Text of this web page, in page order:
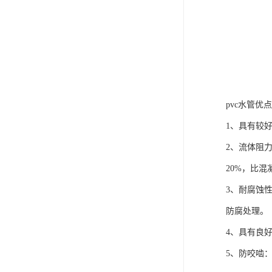
pvc水管优点
1、具有较
2、流体阻
20%，比混
3、耐腐蚀
防腐处理。
4、具有良
5、防咬啮